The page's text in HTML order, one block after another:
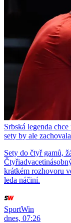
Srbská legenda
sety by ale zachovala
Sety do čtyř gamů,
krátkém rozhovoru
leda náčiní.
SportWin
dnes, 07:26